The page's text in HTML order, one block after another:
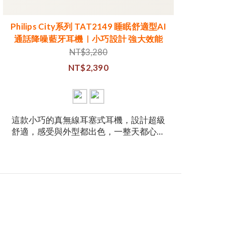
Philips City系列 TAT2149 睡眠舒適型AI
通話降噪藍牙耳機｜小巧設計 強大效能
NT$3,280
NT$2,390
這款小巧的真無線耳塞式耳機，設計超級
舒適，感受與外型都出色，一整天都心情
便，收納盒甚至能搭配鑰匙圈。